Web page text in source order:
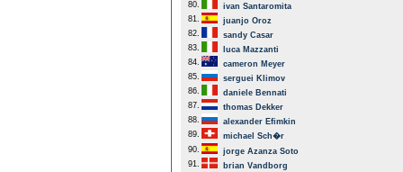
80.
ivan Santaromita
81.
juanjo Oroz
82.
sandy Casar
83.
luca Mazzanti
84.
cameron Meyer
85.
serguei Klimov
86.
daniele Bennati
87.
thomas Dekker
88.
alexander Efimkin
89.
michael Sch�r
90.
jorge Azanza Soto
91.
brian Vandborg